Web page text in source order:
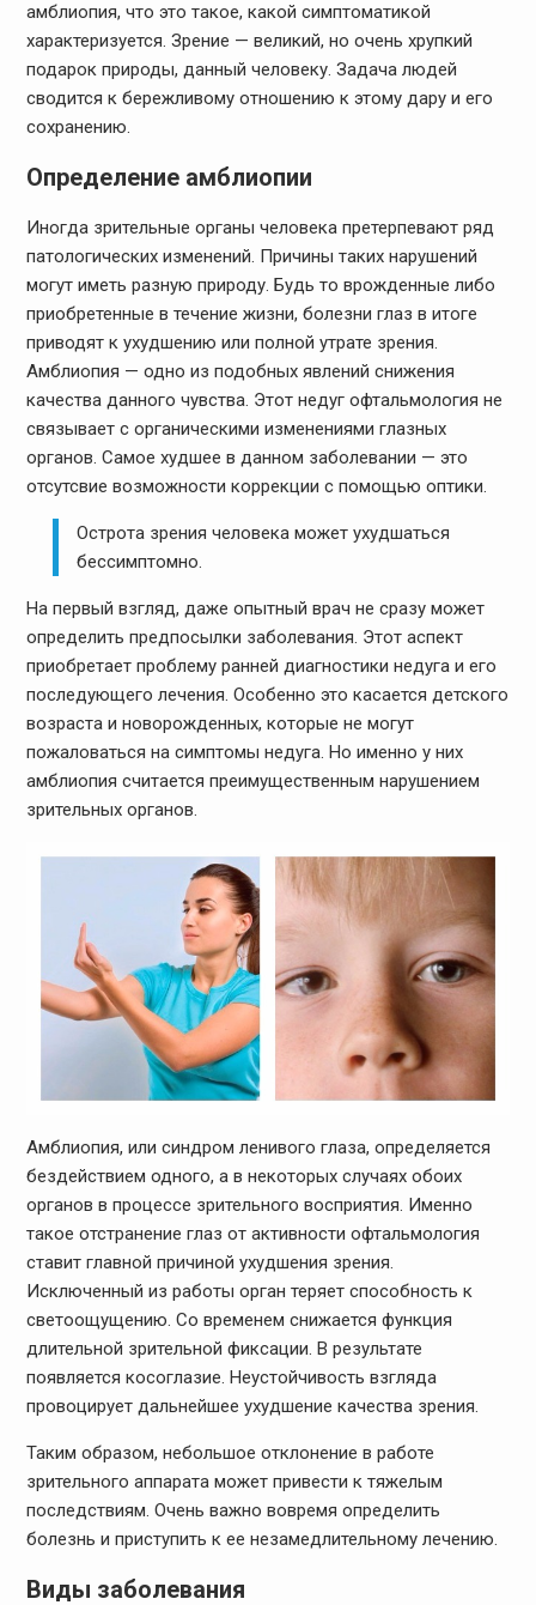
амблиопия, что это такое, какой симптоматикой
характеризуется. Зрение — великий, но очень хрупкий
подарок природы, данный человеку. Задача людей
сводится к бережливому отношению к этому дару и его
сохранению.
Определение амблиопии
Иногда зрительные органы человека претерпевают ряд
патологических изменений. Причины таких нарушений
могут иметь разную природу. Будь то врожденные либо
приобретенные в течение жизни, болезни глаз в итоге
приводят к ухудшению или полной утрате зрения.
Амблиопия — одно из подобных явлений снижения
качества данного чувства. Этот недуг офтальмология не
связывает с органическими изменениями глазных
органов. Самое худшее в данном заболевании — это
отсутсвие возможности коррекции с помощью оптики.
Острота зрения человека может ухудшаться
бессимптомно.
На первый взгляд, даже опытный врач не сразу может
определить предпосылки заболевания. Этот аспект
приобретает проблему ранней диагностики недуга и его
последующего лечения. Особенно это касается детского
возраста и новорожденных, которые не могут
пожаловаться на симптомы недуга. Но именно у них
амблиопия считается преимущественным нарушением
зрительных органов.
Амблиопия, или синдром ленивого глаза, определяется
бездействием одного, а в некоторых случаях обоих
органов в процессе зрительного восприятия. Именно
такое отстранение глаз от активности офтальмология
ставит главной причиной ухудшения зрения.
Исключенный из работы орган теряет способность к
светоощущению. Со временем снижается функция
длительной зрительной фиксации. В результате
появляется косоглазие. Неустойчивость взгляда
провоцирует дальнейшее ухудшение качества зрения.
Таким образом, небольшое отклонение в работе
зрительного аппарата может привести к тяжелым
последствиям. Очень важно вовремя определить
болезнь и приступить к ее незамедлительному лечению.
Виды заболевания